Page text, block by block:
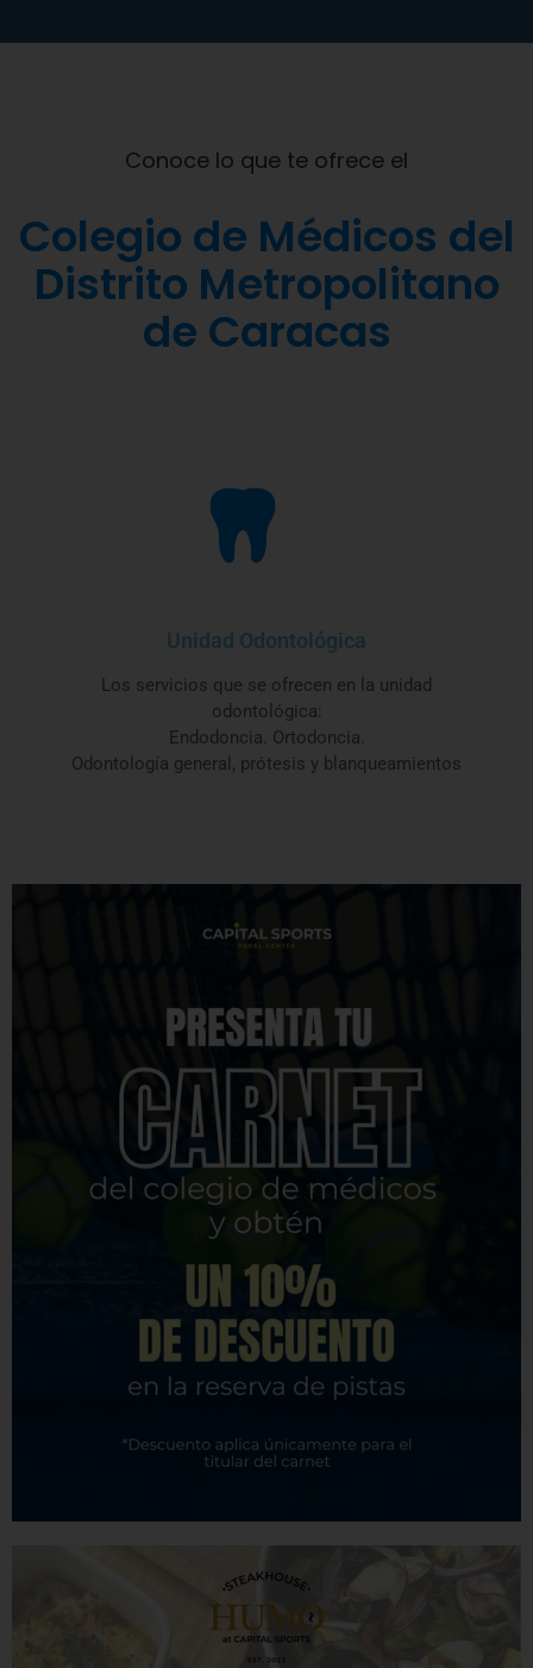
Conoce lo que te ofrece el
Colegio de Médicos del
Distrito Metropolitano
de Caracas
Unidad Odontológica
Los servicios que se ofrecen en la unidad
odontológica:
Endodoncia. Ortodoncia.
Odontología general, prótesis y blanqueamientos